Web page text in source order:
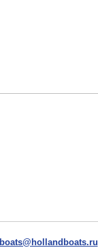
boats@hollandboats.ru